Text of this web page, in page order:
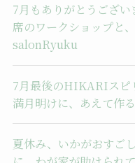
7月もありがとうござ
席のワークショップと
salonRyuku
7月最後のHIKARIスピ
満月明けに、あえて作
夏休み、いかがおすご